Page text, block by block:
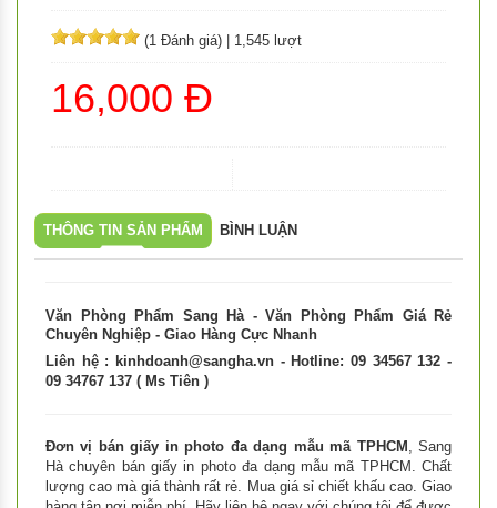
(1 Đánh giá) 1,545 lượt
16,000 Đ
THÔNG TIN SẢN PHẨM BÌNH LUẬN
Văn Phòng Phẩm Sang Hà - Văn Phòng Phẩm Giá Rẻ
Chuyên Nghiệp - Giao Hàng Cực Nhanh
Liên hệ : kinhdoanh@sangha.vn - Hotline: 09 34567 132 -
09 34767 137 ( Ms Tiên )
Đơn vị bán giấy in photo đa dạng mẫu mã TPHCM , Sang
Hà chuyên bán giấy in photo đa dạng mẫu mã TPHCM. Chất
lượng cao mà giá thành rất rẻ. Mua giá sỉ chiết khấu cao. Giao